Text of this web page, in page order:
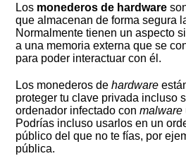
Los monederos de hardware
que almacenan de forma segura
Normalmente tienen un aspecto
a una memoria externa que se
para poder interactuar con él.
Los monederos dehardware
proteger tu clave privada incluso
ordenador infectado conmalware
Podrías incluso usarlos en un
público del que no te fías, por
pública.